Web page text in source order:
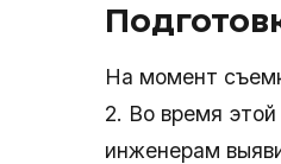
На момент
2. Во время
инженерам